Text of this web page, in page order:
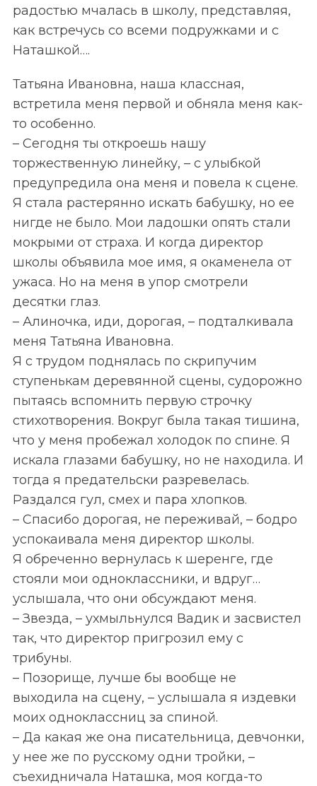
радостью мчалась в школу, представляя,
как встречусь со всеми подружками и с
Наташкой….
Татьяна Ивановна, наша классная,
встретила меня первой и обняла меня как-
то особенно.
– Сегодня ты откроешь нашу
торжественную линейку, – с улыбкой
предупредила она меня и повела к сцене.
Я стала растерянно искать бабушку, но ее
нигде не было. Мои ладошки опять стали
мокрыми от страха. И когда директор
школы объявила мое имя, я окаменела от
ужаса. Но на меня в упор смотрели
десятки глаз.
– Алиночка, иди, дорогая, – подталкивала
меня Татьяна Ивановна.
Я с трудом поднялась по скрипучим
ступенькам деревянной сцены, судорожно
пытаясь вспомнить первую строчку
стихотворения. Вокруг была такая тишина,
что у меня пробежал холодок по спине. Я
искала глазами бабушку, но не находила. И
тогда я предательски разревелась.
Раздался гул, смех и пара хлопков.
– Спасибо дорогая, не переживай, – бодро
успокаивала меня директор школы.
Я обреченно вернулась к шеренге, где
стояли мои одноклассники, и вдруг…
услышала, что они обсуждают меня.
– Звезда, – ухмыльнулся Вадик и засвистел
так, что директор пригрозил ему с
трибуны.
– Позорище, лучше бы вообще не
выходила на сцену, – услышала я издевки
моих одноклассниц за спиной.
– Да какая же она писательница, девчонки,
у нее же по русскому одни тройки, –
съехидничала Наташка, моя когда-то